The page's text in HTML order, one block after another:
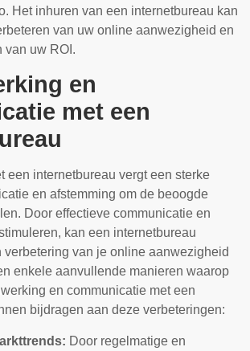
Het inhuren van een internetbureau kan
van uw online aanwezigheid en
van uw ROI.
en
met een
een internetbureau vergt een sterke
en afstemming om de beoogde
Door effectieve communicatie en
kan een internetbureau
verbetering van je online aanwezigheid
enkele aanvullende manieren waarop
en communicatie met een
bijdragen aan deze verbeteringen:
Door regelmatige en